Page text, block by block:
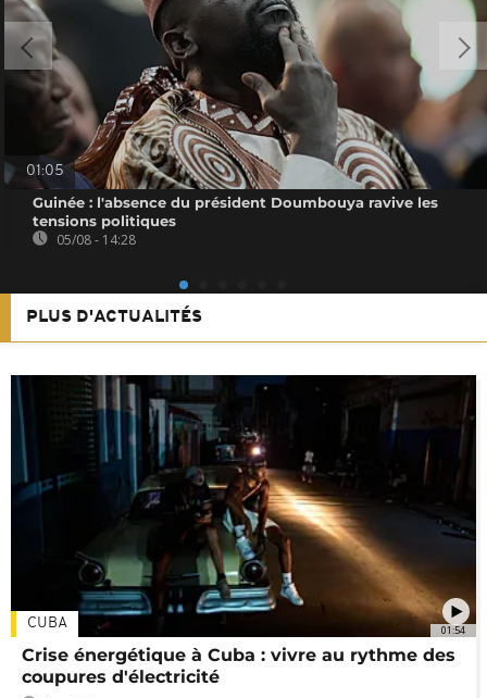
01:05
Guinée : l'absence du président Doumbouya ravive les
tensions politiques
05/08 - 14:28
PLUS D'ACTUALITÉS
01:54
CUBA
Crise énergétique à Cuba : vivre au rythme des
coupures d'électricité